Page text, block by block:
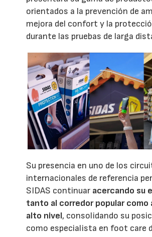
orientados a la prevención de
mejora del confort y la
durante las pruebas de larga
Su presencia en uno de los
internacionales de referencia
SIDAS continuar acercando su
tanto al corredor popular como
alto nivel, consolidando su
como especialista en foot care